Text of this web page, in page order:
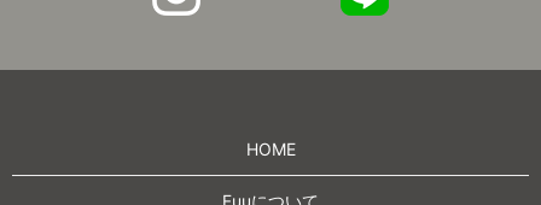
HOME
Fuuについて